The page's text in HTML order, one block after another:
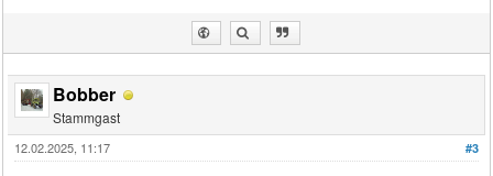
Bobber
Stammgast
#3
12.02.2025, 11:17